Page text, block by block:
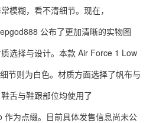
球 鞋
生 活
模糊，看不清细节。现在，
公布了更加清晰的实物图
选择与设计。本款 Air Force 1 Low
节则为白色。材质方面选择了帆布与
舌与鞋跟部位均使用了
作为点缀。目前具体发售信息尚未公